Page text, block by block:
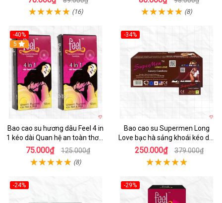
(16) (8)
-40%
Hot
5
Bao cao su hương dâu Feel 4 in
1 kéo dài Quan hệ an toàn thơm
mát
75.000₫ 125.000₫
(8)
-34%
Bao cao su Supermen Long
Love bạc hà sảng khoái kéo dài
cuộc yêu mãi
250.000₫ 379.000₫
-24%
-29%